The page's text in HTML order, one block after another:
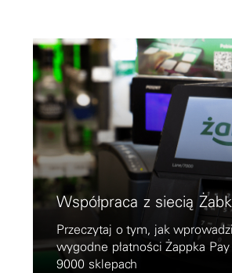
Współpraca z siecią
Przeczytaj o tym, jak
wygodne płatności Żappka
9000 sklepach